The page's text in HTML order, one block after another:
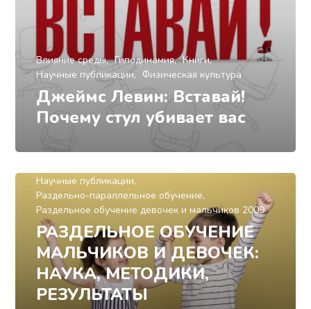
Влияние среды Гиподинамия
Книги
Научные публикации
Физическая культура
Джеймс Левин: Вставай!
Почему стул убивает вас
Научные публикации
Раздельно-параллельное обучение
Раздельное обучение девочек и мальчиков 2009
РАЗДЕЛЬНОЕ ОБУЧЕНИЕ
МАЛЬЧИКОВ И ДЕВОЧЕК:
НАУКА, МЕТОДИКИ,
РЕЗУЛЬТАТЫ